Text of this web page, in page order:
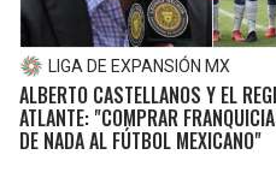
LIGA DE EXPANSIÓN MX
ALBERTO CASTELLANOS Y EL
ATLANTE: "COMPRAR
DE NADA AL FÚTBOL MEXICANO"